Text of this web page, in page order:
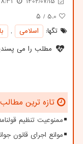
5.0 / ۵
تگها:
اسلامی ,
مطلب را می
تازه ترین
ممنوعیت تنظیم
موانع اجرای قانون